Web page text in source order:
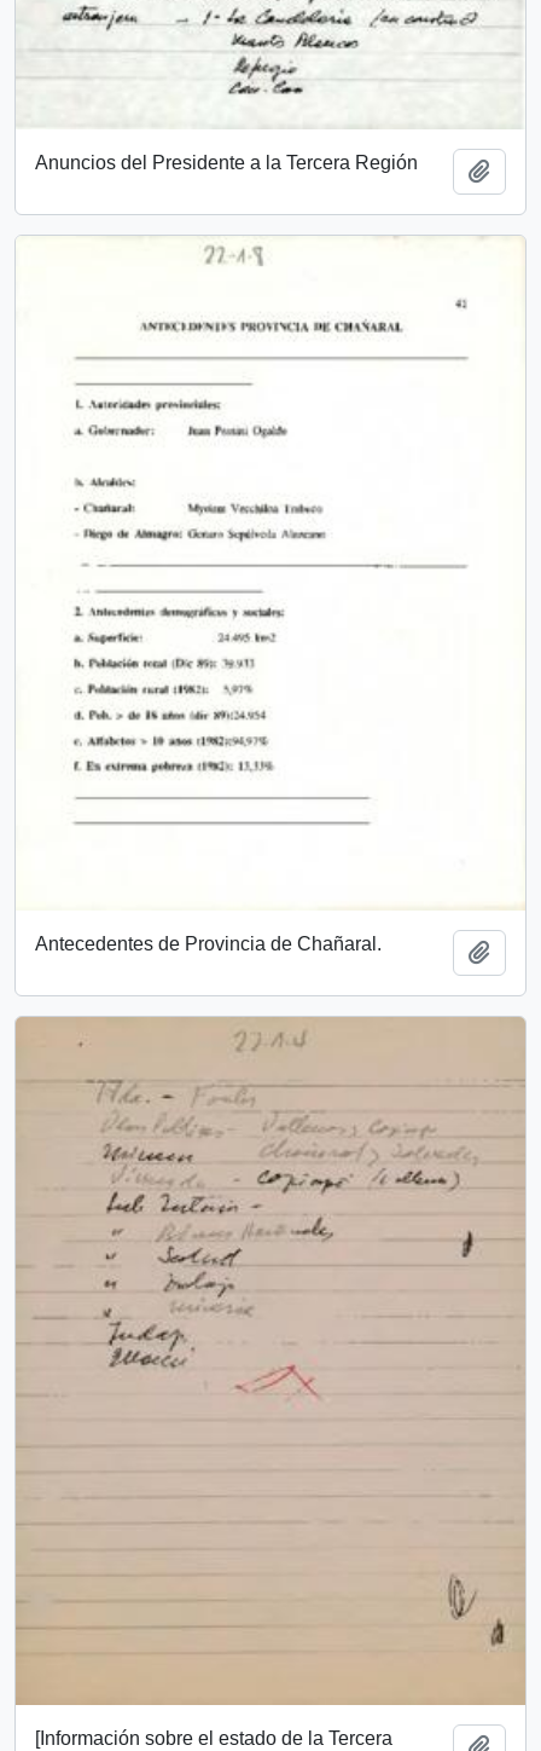
Anuncios del Presidente a la Tercera Región
Antecedentes de Provincia de Chañaral.
[Información sobre el estado de la Tercera